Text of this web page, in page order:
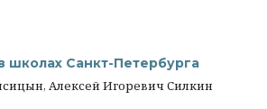
школах Санкт-Петербурга
Алексей Игоревич Силкин